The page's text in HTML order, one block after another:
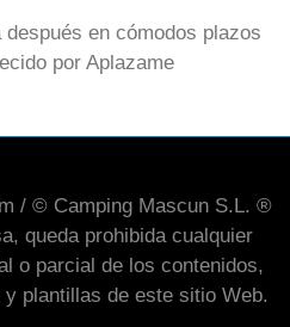
en cómodos plazos
por Aplazame
/ © Camping Mascun S.L. ®
queda prohibida cualquier
o parcial de los contenidos,
plantillas de este sitio Web.